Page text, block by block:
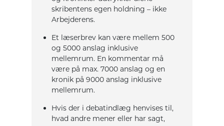
skribentens egen holdning – ikke
Arbejderens.
Et læserbrev kan være mellem 500
og 5000 anslag inklusive
mellemrum. En kommentar må
være på max. 7000 anslag og en
kronik på 9000 anslag inklusive
mellemrum.
Hvis der i debatindlæg henvises til,
hvad andre mener eller har sagt,